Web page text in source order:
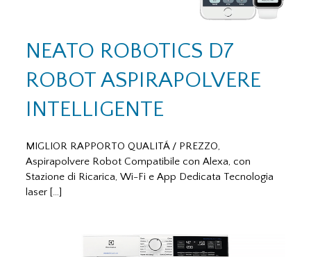
NEATO ROBOTICS D7
ROBOT ASPIRAPOLVERE
INTELLIGENTE
MIGLIOR RAPPORTO QUALITÁ / PREZZO,
Aspirapolvere Robot Compatibile con Alexa, con
Stazione di Ricarica, Wi-Fi e App Dedicata Tecnologia
laser […]